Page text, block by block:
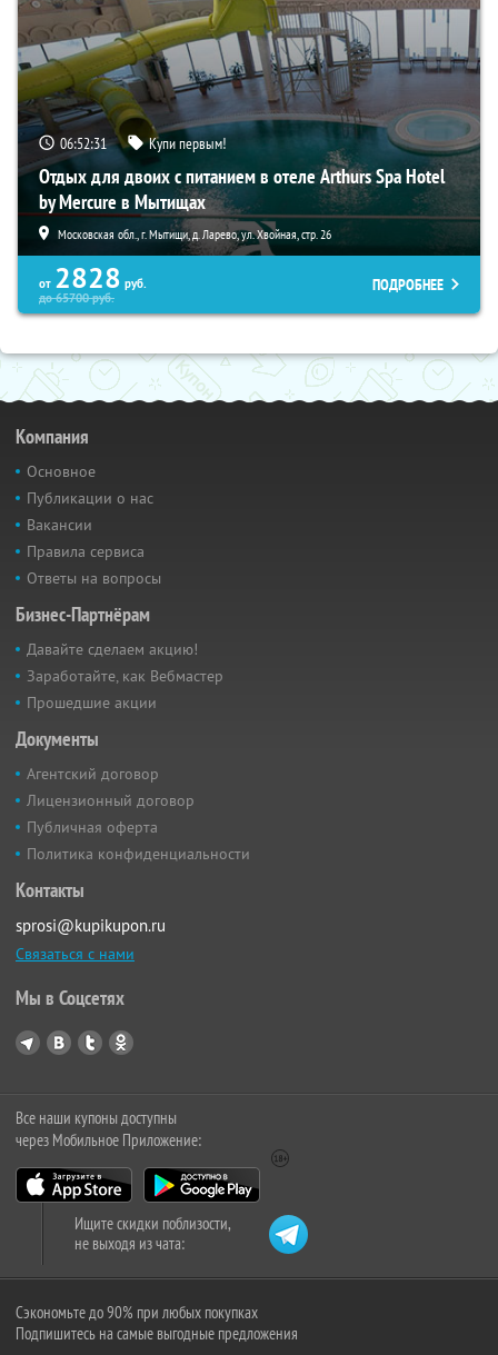
06:52:29 Купи первым!
Отдых для двоих с питанием в отеле Arthurs Spa Hotel
by Mercure в Мытищах
Московская обл., г. Мытищи, д. Ларево, ул. Хвойная, стр. 26
от 2828 руб.
до65700руб.
ПОДРОБНЕЕ
Компания
Основное
Публикации о нас
Вакансии
Правила сервиса
Ответы на вопросы
Бизнес-Партнёрам
Давайте сделаем акцию!
Заработайте, как Вебмастер
Прошедшие акции
Документы
Агентский договор
Лицензионный договор
Публичная оферта
Политика конфиденциальности
Контакты
sprosi@kupikupon.ru
Связаться с нами
Мы в Соцсетях
Все наши купоны доступны
через Мобильное Приложение:
Ищите скидки поблизости,
не выходя из чата:
Сэкономьте до 90% при любых покупках
Подпишитесь на самые выгодные предложения